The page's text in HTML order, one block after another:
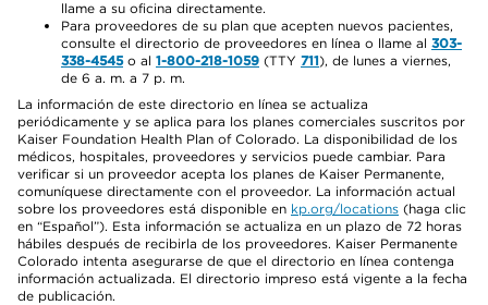
llame a su oficina directamente.
Para proveedores de su plan que acepten nuevos pacientes,
consulte el directorio de proveedores en línea o llame al 303-
338-4545o al 1-800-218-1059 (TTY 711), de lunes a viernes,
de 6 a. m. a 7 p. m.
La información de este directorio en línea se actualiza
periódicamente y se aplica para los planes comerciales suscritos por
Kaiser Foundation Health Plan of Colorado. La disponibilidad de los
médicos, hospitales, proveedores y servicios puede cambiar. Para
verificar si un proveedor acepta los planes de Kaiser Permanente,
comuníquese directamente con el proveedor. La información actual
sobre los proveedores está disponible en kp.org/locations (haga clic
en “Español”). Esta información se actualiza en un plazo de 72 horas
hábiles después de recibirla de los proveedores. Kaiser Permanente
Colorado intenta asegurarse de que el directorio en línea contenga
información actualizada. El directorio impreso está vigente a la fecha
de publicación.